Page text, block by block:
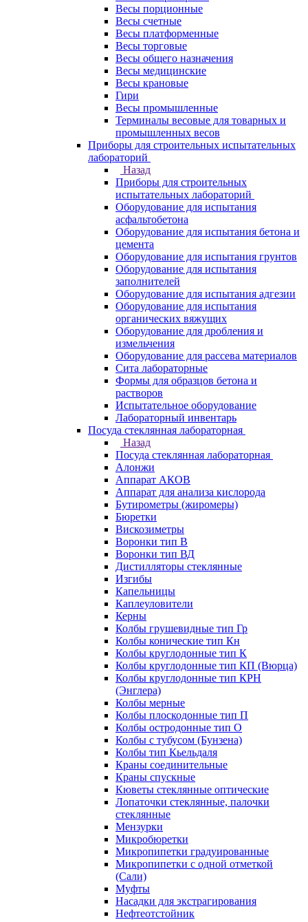
Весы порционные
Весы счетные
Весы платформенные
Весы торговые
Весы общего назначения
Весы медицинские
Весы крановые
Гири
Весы промышленные
Терминалы весовые для товарных и
промышленных весов
Приборы для строительных испытательных
лабораторий
Назад
Приборы для строительных
испытательных лабораторий
Оборудование для испытания
асфальтобетона
Оборудование для испытания бетона и
цемента
Оборудование для испытания грунтов
Оборудование для испытания
заполнителей
Оборудование для испытания адгезии
Оборудование для испытания
органических вяжущих
Оборудование для дробления и
измельчения
Оборудование для рассева материалов
Сита лабораторные
Формы для образцов бетона и
растворов
Испытательное оборудование
Лабораторный инвентарь
Посуда стеклянная лабораторная
Назад
Посуда стеклянная лабораторная
Алонжи
Аппарат АКОВ
Аппарат для анализа кислорода
Бутирометры (жиромеры)
Бюретки
Вискозиметры
Воронки тип В
Воронки тип ВД
Дистилляторы стеклянные
Изгибы
Капельницы
Каплеуловители
Керны
Колбы грушевидные тип Гр
Колбы конические тип Кн
Колбы круглодонные тип К
Колбы круглодонные тип КП (Вюрца)
Колбы круглодонные тип КРН
(Энглера)
Колбы мерные
Колбы плоскодонные тип П
Колбы остродонные тип О
Колбы с тубусом (Бунзена)
Колбы тип Кьельдаля
Краны соединительные
Краны спускные
Кюветы стеклянные оптические
Лопаточки стеклянные, палочки
стеклянные
Мензурки
Микробюретки
Микропипетки градуированные
Микропипетки с одной отметкой
(Сали)
Муфты
Насадки для экстрагирования
Нефтеотстойник